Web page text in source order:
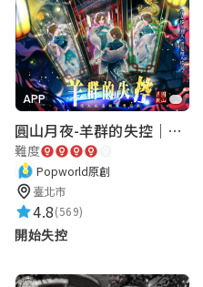
APP
圓山月夜-羊群的失控｜圓山飯店 ARG實境解謎遊戲
難度
Popworld原創
臺北市
4.8(569)
開始失控